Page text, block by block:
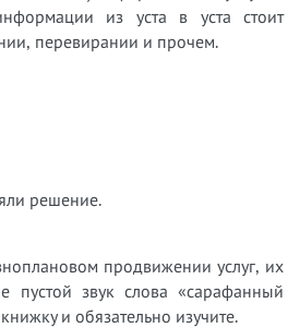
из уста в уста стоит
перевирании и прочем.
решение.
продвижении услуг, их
пустой звук слова «сарафанный
и обязательно изучите.